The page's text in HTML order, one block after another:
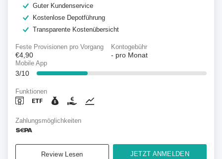
Guter Kundenservice
Kostenlose Depotführung
Transparente Kostenübersicht
Feste Provisionen pro Vorgang
€4,90
Kontogebühr
- pro Monat
Mobile App
3/10
Funktionen
Zahlungsmöglichkeiten
Review Lesen JETZT ANMELDEN